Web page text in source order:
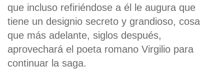
que incluso refiriéndose a él le augura que
tiene un designio secreto y grandioso, cosa
que más adelante, siglos después,
aprovechará el poeta romano Virgilio para
continuar la saga.